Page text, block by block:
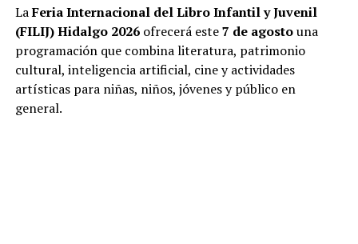
LaFeria Internacional del Libro Infantil y Juvenil
(FILIJ) Hidalgo 2026ofrecerá este7 de agostouna
programación que combina literatura, patrimonio
cultural, inteligencia artificial, cine y actividades
artísticas para niñas, niños, jóvenes y público en
general.